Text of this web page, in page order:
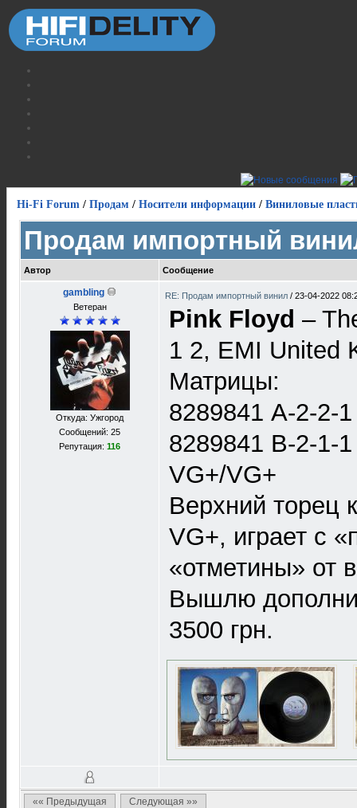
Hi-Fi Forum / Продам / Носители информации / Виниловые
Продам импортный
Автор Сообщение
gambling
Ветеран
Откуда: Ужгород
Сообщений: 25
Репутация: 116
RE: Продам импортный винил / 23-04-2022
Pink Floyd –
1 2, EMI United
Матрицы:
8289841 A-2-2-
8289841 B-2-1-
VG+/VG+
Верхний торец
VG+, играет с
«отметины» от
Вышлю
3500 грн.
«« Предыдущая Следующая »»